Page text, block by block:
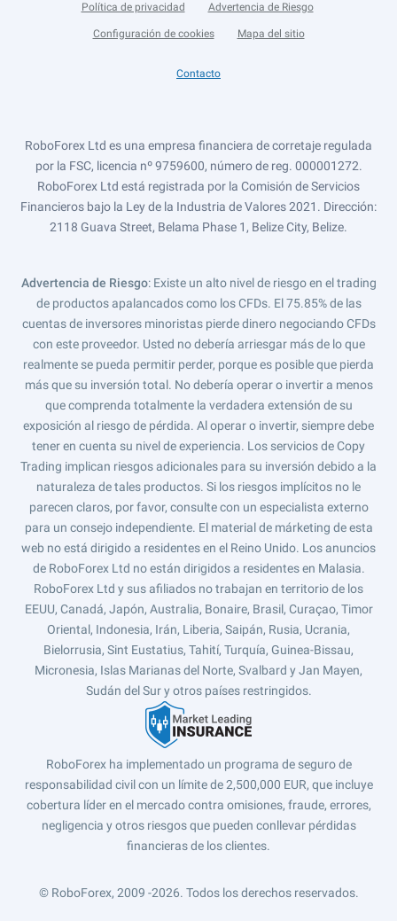
Política de privacidad Advertencia de Riesgo
Configuración de cookies Mapa del sitio
Contacto
RoboForex Ltd es una empresa financiera de corretaje regulada
por la FSC, licencia nº 9759600, número de reg. 000001272.
RoboForex Ltd está registrada por la Comisión de Servicios
Financieros bajo la Ley de la Industria de Valores 2021. Dirección:
2118 Guava Street, Belama Phase 1, Belize City, Belize.
Advertencia de Riesgo: Existe un alto nivel de riesgo en el trading
de productos apalancados como los CFDs. El 75.85% de las
cuentas de inversores minoristas pierde dinero negociando CFDs
con este proveedor. Usted no debería arriesgar más de lo que
realmente se pueda permitir perder, porque es posible que pierda
más que su inversión total. No debería operar o invertir a menos
que comprenda totalmente la verdadera extensión de su
exposición al riesgo de pérdida. Al operar o invertir, siempre debe
tener en cuenta su nivel de experiencia. Los servicios de Copy
Trading implican riesgos adicionales para su inversión debido a la
naturaleza de tales productos. Si los riesgos implícitos no le
parecen claros, por favor, consulte con un especialista externo
para un consejo independiente. El material de márketing de esta
web no está dirigido a residentes en el Reino Unido. Los anuncios
de RoboForex Ltd no están dirigidos a residentes en Malasia.
RoboForex Ltd y sus afiliados no trabajan en territorio de los
EEUU, Canadá, Japón, Australia, Bonaire, Brasil, Curaçao, Timor
Oriental, Indonesia, Irán, Liberia, Saipán, Rusia, Ucrania,
Bielorrusia, Sint Eustatius, Tahití, Turquía, Guinea-Bissau,
Micronesia, Islas Marianas del Norte, Svalbard y Jan Mayen,
Sudán del Sur y otros países restringidos.
RoboForex ha implementado un programa de seguro de
responsabilidad civil con un límite de 2,500,000 EUR, que incluye
cobertura líder en el mercado contra omisiones, fraude, errores,
negligencia y otros riesgos que pueden conllevar pérdidas
financieras de los clientes.
© RoboForex, 2009 -2026. Todos los derechos reservados.